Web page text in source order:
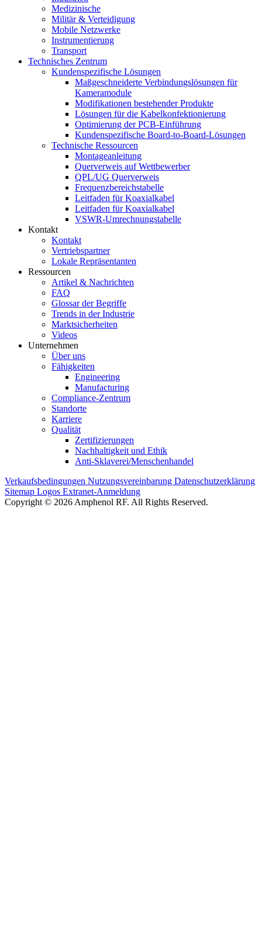
Medizinische
Militär & Verteidigung
Mobile Netzwerke
Instrumentierung
Transport
Technisches Zentrum
Kundenspezifische Lösungen
Maßgeschneiderte Verbindungslösungen für
Kameramodule
Modifikationen bestehender Produkte
Lösungen für die Kabelkonfektionierung
Optimierung der PCB-Einführung
Kundenspezifische Board-to-Board-Lösungen
Technische Ressourcen
Montageanleitung
Querverweis auf Wettbewerber
QPL/UG Querverweis
Frequenzbereichstabelle
Leitfaden für Koaxialkabel
Leitfaden für Koaxialkabel
VSWR-Umrechnungstabelle
Kontakt
Kontakt
Vertriebspartner
Lokale Repräsentanten
Ressourcen
Artikel & Nachrichten
FAQ
Glossar der Begriffe
Trends in der Industrie
Marktsicherheiten
Videos
Unternehmen
Über uns
Fähigkeiten
Engineering
Manufacturing
Compliance-Zentrum
Standorte
Karriere
Qualität
Zertifizierungen
Nachhaltigkeit und Ethik
Anti-Sklaverei/Menschenhandel
Verkaufsbedingungen Nutzungsvereinbarung Datenschutzerklärung
Sitemap Logos Extranet-Anmeldung
Copyright © 2026 Amphenol RF. All Rights Reserved.